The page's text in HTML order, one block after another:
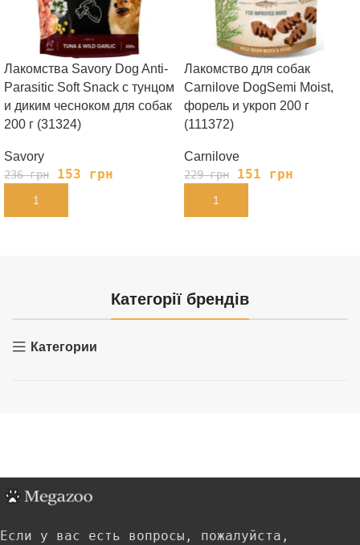
Лакомства Savory Dog Anti-
Parasitic Soft Snack с тунцом
и диким чесноком для собак
200 г (31324)
Savory
236грн 153 грн
В КОРЗИНУ
Лакомство для собак
Carnilove DogSemi Moist,
форель и укроп 200 г
(111372)
Carnilove
229грн 151 грн
В КОРЗИНУ
Категорії брендів
Категории
Если у вас есть вопросы, пожалуйста,